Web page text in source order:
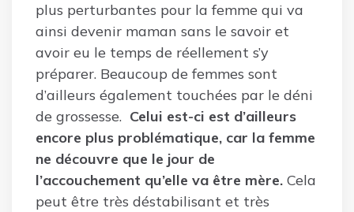
plus perturbantes pour la femme qui va
ainsi devenir maman sans le savoir et
avoir eu le temps de réellement s’y
préparer. Beaucoup de femmes sont
d’ailleurs également touchées par le déni
de grossesse. Celui est-ci est d’ailleurs
encore plus problématique, car la femme
ne découvre que le jour de
l’accouchement qu’elle va être mère. Cela
peut être très déstabilisant et très